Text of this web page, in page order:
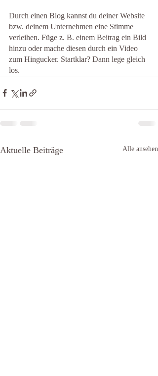
Durch einen Blog kannst du deiner Website
bzw. deinem Unternehmen eine Stimme
verleihen. Füge z. B. einem Beitrag ein Bild
hinzu oder mache diesen durch ein Video
zum Hingucker. Startklar? Dann lege gleich
los.
Aktuelle Beiträge Alle ansehen